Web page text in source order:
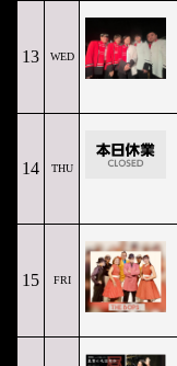
13 WED
14 THU
15 FRI